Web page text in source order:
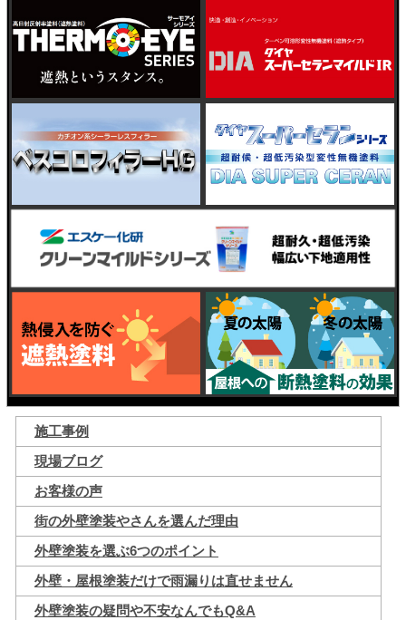
施工事例
現場ブログ
お客様の声
街の外壁塗装やさんを選んだ理由
外壁塗装を選ぶ6つのポイント
外壁・屋根塗装だけで雨漏りは直せません
外壁塗装の疑問や不安なんでもQ&A